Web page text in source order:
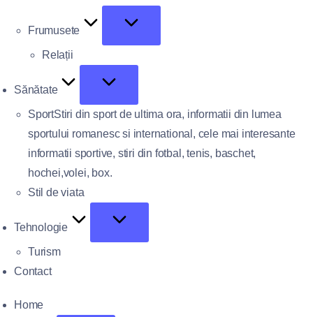
Frumusete
Relații
Sănătate
SportStiri din sport de ultima ora, informatii din lumea
sportului romanesc si international, cele mai interesante
informatii sportive, stiri din fotbal, tenis, baschet,
hochei,volei, box.
Stil de viata
Tehnologie
Turism
Contact
Home